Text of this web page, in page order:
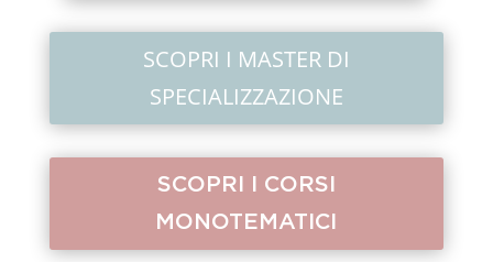
SCOPRI I MASTER DI
SPECIALIZZAZIONE
SCOPRI I CORSI
MONOTEMATICI